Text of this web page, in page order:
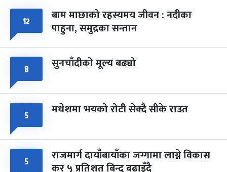
८ फागुपूर्णिमा
चैत्र ८, २०८३-Mar 22, 2027
७ महिना बाँकी
१२ बाम माछाको रहस्यमय जीवन : नदीका
पाहुना, समुद्रका सन्तान
८ सुनचाँदीको मूल्य बढ्यो
५ मधेशमा भयको रोटी सेक्दै सीके राउत
५ राजमार्ग दायाँबायाँका जग्गामा लाग्ने विकास
कर ५ प्रतिशत बिन्दु बढाइँदै